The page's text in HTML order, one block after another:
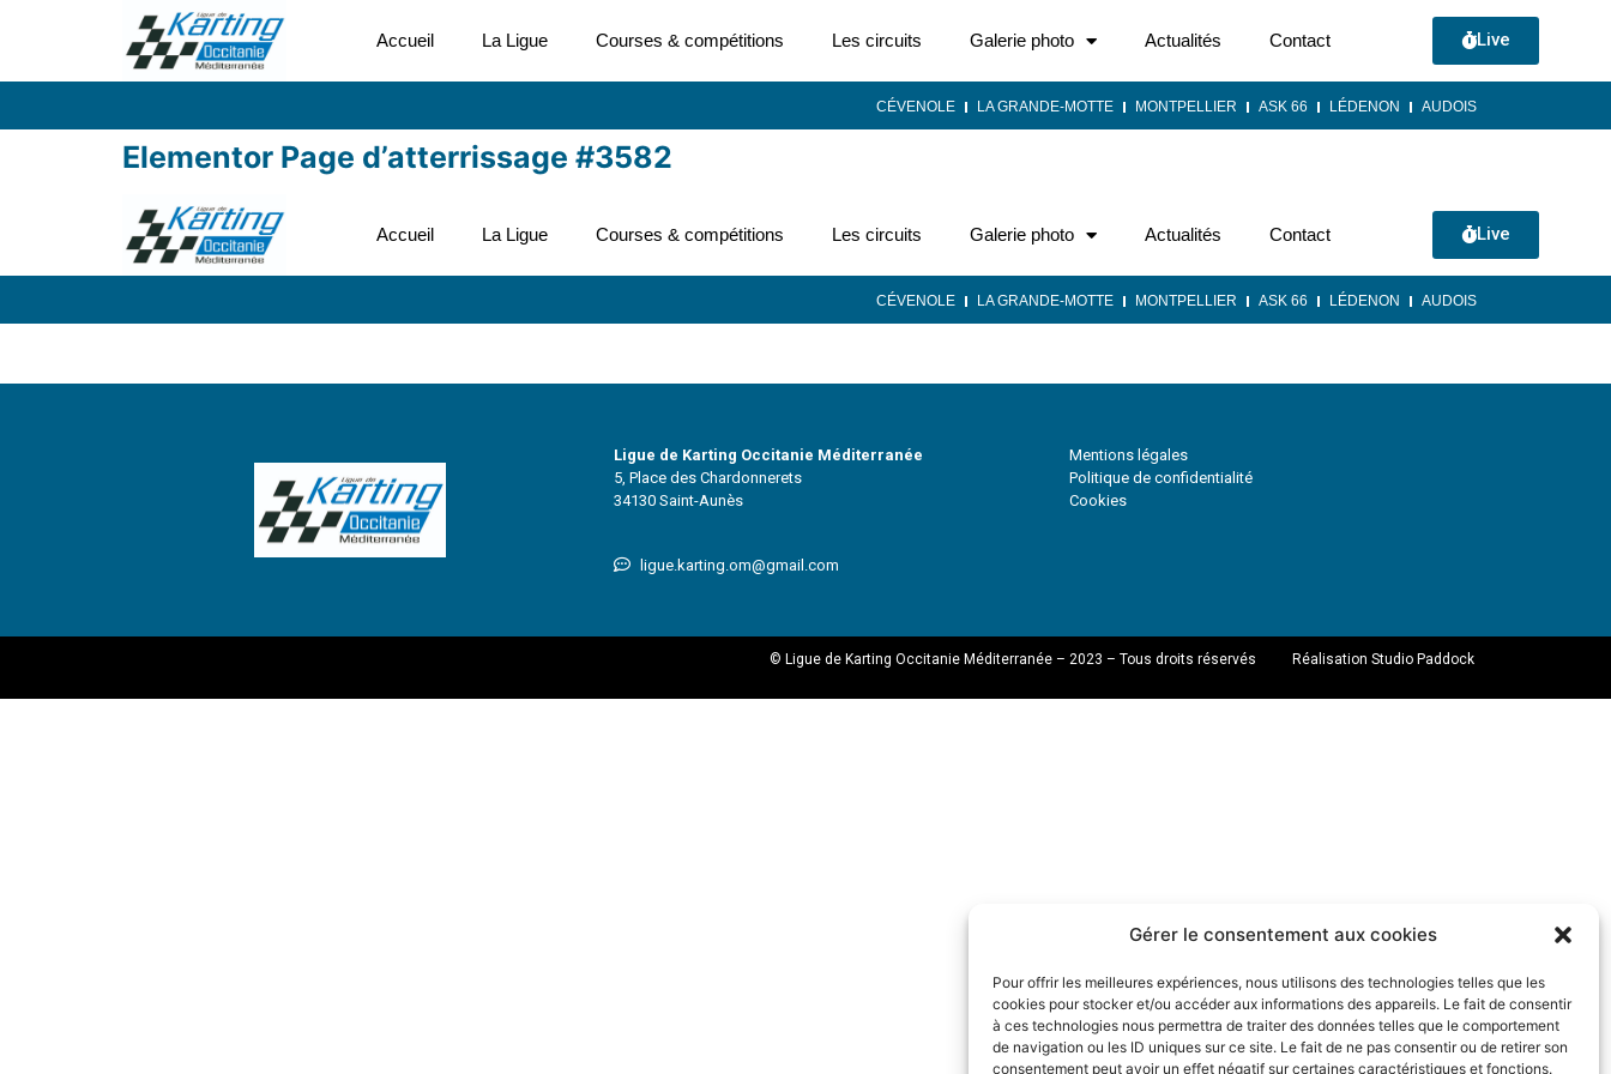
Gérer le consentement aux cookies
Pour offrir les meilleures expériences, nous utilisons des technologies telles que les
cookies pour stocker et/ou accéder aux informations des appareils. Le fait de consentir
à ces technologies nous permettra de traiter des données telles que le comportement
de navigation ou les ID uniques sur ce site. Le fait de ne pas consentir ou de retirer son
consentement peut avoir un effet négatif sur certaines caractéristiques et fonctions.
Accueil La Ligue Courses & compétitions Les circuits Galerie photo Actualités Contact Live
CÉVENOLE LA GRANDE-MOTTE MONTPELLIER ASK 66 LÉDENON AUDOIS
Elementor Page d’atterrissage #3582
Accueil La Ligue Courses & compétitions Les circuits Galerie photo Actualités Contact Live
CÉVENOLE LA GRANDE-MOTTE MONTPELLIER ASK 66 LÉDENON AUDOIS
Ligue de Karting Occitanie Méditerranée
5, Place des Chardonnerets
34130 Saint-Aunès
ligue.karting.om@gmail.com
Mentions légales
Politique de confidentialité
Cookies
© Ligue de Karting Occitanie Méditerranée – 2023 – Tous droits réservés Réalisation Studio Paddock